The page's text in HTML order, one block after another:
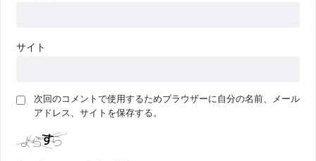
サイト
次回のコメントで使用するためブラウザーに自分の名前、メール
アドレス、サイトを保存する。